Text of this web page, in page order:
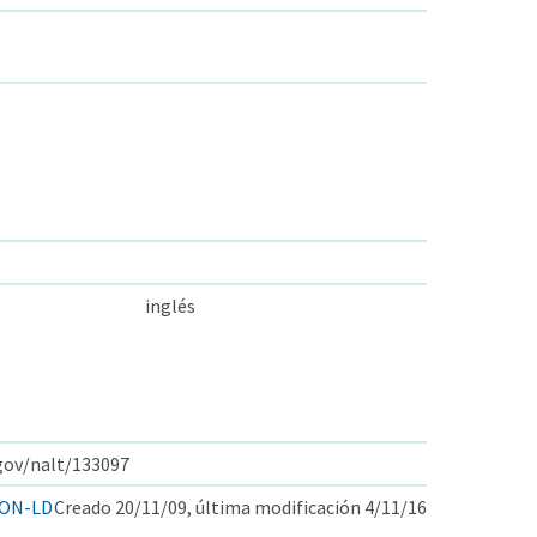
inglés
nalt/133097
LDCreado 20/11/09, última modificación 4/11/16